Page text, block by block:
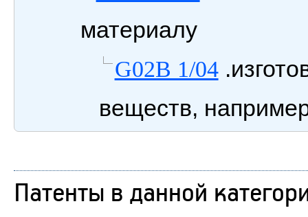
материалу
G02B 1/04
веществ,
Патенты в данной